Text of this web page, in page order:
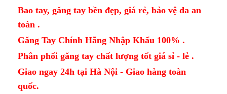
Bao tay, găng tay bền đẹp, giá rẻ, bảo vệ da an
toàn .
Găng Tay Chính Hãng Nhập Khẩu 100% .
Phân phối găng tay chất lượng tốt giá sỉ - lẻ .
Giao ngay 24h tại Hà Nội - Giao hàng toàn
quốc.